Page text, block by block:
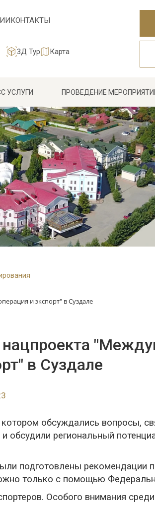
КОНТАКТЫ
3Д Тур Карта
УСЛУГИ ПРОВЕДЕНИЕ
и экспорт" в Суздале
в Суздале
обсуждались вопросы,
региональный
подготовлены рекомендации
только с помощью
Особого внимания